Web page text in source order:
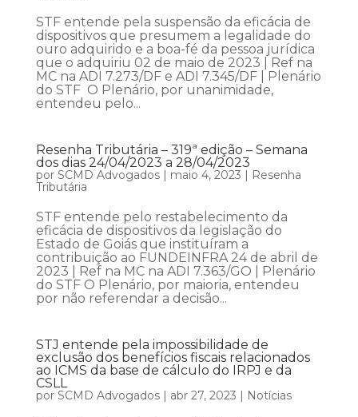
STF entende pela suspensão da eficácia de
dispositivos que presumem a legalidade do
ouro adquirido e a boa-fé da pessoa jurídica
que o adquiriu 02 de maio de 2023 | Ref na
MC na ADI 7.273/DF e ADI 7.345/DF | Plenário
do STF O Plenário, por unanimidade,
entendeu pelo...
Resenha Tributária – 319ª edição – Semana
dos dias 24/04/2023 a 28/04/2023
por SCMD Advogados| maio 4, 2023 | Resenha
Tributária
STF entende pelo restabelecimento da
eficácia de dispositivos da legislação do
Estado de Goiás que instituíram a
contribuição ao FUNDEINFRA 24 de abril de
2023 | Ref na MC na ADI 7.363/GO | Plenário
do STF O Plenário, por maioria, entendeu
por não referendar a decisão...
STJ entende pela impossibilidade de
exclusão dos benefícios fiscais relacionados
ao ICMS da base de cálculo do IRPJ e da
CSLL
por SCMD Advogados| abr 27, 2023 | Notícias